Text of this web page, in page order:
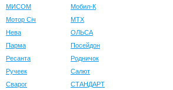
МИСОМ
Мобил-К
Мотор Сiч
МТХ
Нева
ОЛЬСА
Парма
Посейдон
Ресанта
Родничок
Ручеек
Салют
Сварог
СТАНДАРТ